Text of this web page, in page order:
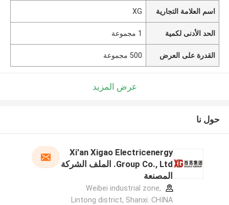
اسم العلامة التجارية XG
الحد الأدنى لكمية 1 مجموعة
القدرة على العرض 500 مجموعة
عرض المزيد
حول نا
Xi'an Xigao Electricenergy
Group Co., Ltd. الملف الشركة
المصنعة
Weibei industrial zone,
Lintong district, Shanxi. CHINA